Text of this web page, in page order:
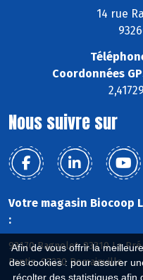
Afin de vous offrir la
des cookies : pour assurer
récolter des statistiques afin
14 rue
Coordonnées
Nous suivre sur
Votre magasin Biocoop
:
93170 Bagnolet, 93310 Le
Pantin, 93230 Romainville